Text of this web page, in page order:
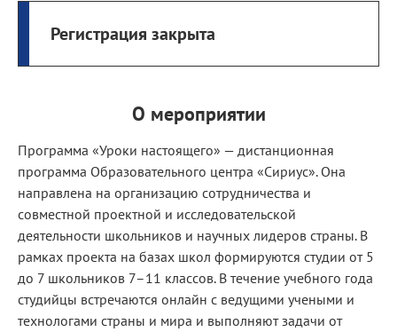
Регистрация закрыта
О мероприятии
Программа «Уроки настоящего» — дистанционная
программа Образовательного центра «Сириус». Она
направлена на организацию сотрудничества и
совместной проектной и исследовательской
деятельности школьников и научных лидеров страны. В
рамках проекта на базах школ формируются студии от 5
до 7 школьников 7–11 классов. В течение учебного года
студийцы встречаются онлайн c ведущими учеными и
технологами страны и мира и выполняют задачи от